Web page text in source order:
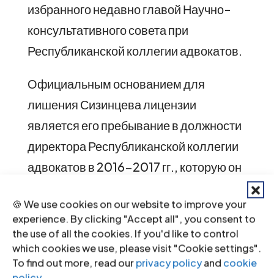
🍪 We use cookies on our website to improve your
experience. By clicking "Accept all", you consent to
the use of all the cookies. If you'd like to control
which cookies we use, please visit "Cookie settings".
To find out more, read ourprivacy policyand cookie
избранного недавно главой Научно-
консультативного совета при
Республиканской коллегии адвокатов.
Официальным основанием для
лишения Сизинцева лицензии
является его пребывание в должности
директора Республиканской коллегии
адвокатов в 2016-2017 гг., которую он
деятельностью.
На своей странице в facebook
Сизинцев утверждает, что инициатива